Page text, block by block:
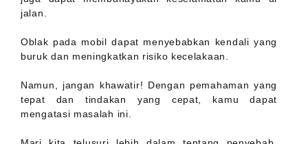
jalan.
Oblak pada mobil dapat menyebabkan kendali yang
buruk dan meningkatkan risiko kecelakaan.
Namun, jangan khawatir! Dengan pemahaman yang
tepat dan tindakan yang cepat, kamu dapat
mengatasi masalah ini.